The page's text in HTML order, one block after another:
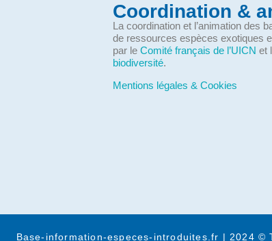
Coordination &
La coordination et l’animation des
de ressources espèces exotiques
par le Comité français de l’UICN et
biodiversité.
Mentions légales & Cookies
Base-information-especes-introduites.fr | 2024 ©